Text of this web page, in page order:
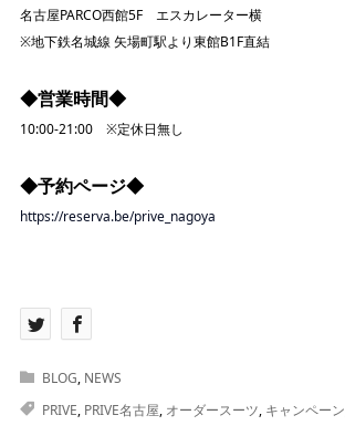
名古屋PARCO西館5F エスカレーター横
※地下鉄名城線 矢場町駅より東館B1F直結
◆営業時間◆
10:00-21:00 ※定休日無し
◆予約ページ◆
https://reserva.be/prive_nagoya
BLOG, NEWS
PRIVE, PRIVE名古屋, オーダースーツ, キャンペーン